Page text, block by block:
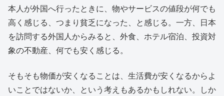
本人が外国へ行ったときに、物やサービスの値段が何でも
高く感じる、つまり貧乏になった、と感じる。一方、日本
を訪問する外国人からみると、外食、ホテル宿泊、投資対
象の不動産、何でも安く感じる。
そもそも物価が安くなることは、生活費が安くなるからよ
いことではないか、という考えもあるかもしれない。しか